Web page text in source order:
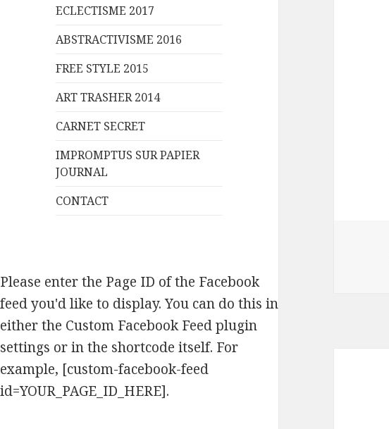
ECLECTISME 2017
ABSTRACTIVISME 2016
FREE STYLE 2015
ART TRASHER 2014
CARNET SECRET
IMPROMPTUS SUR PAPIER
JOURNAL
CONTACT
Please enter the Page ID of the Facebook
feed you'd like to display. You can do this in
either the Custom Facebook Feed plugin
settings or in the shortcode itself. For
example, [custom-facebook-feed
id=YOUR_PAGE_ID_HERE].